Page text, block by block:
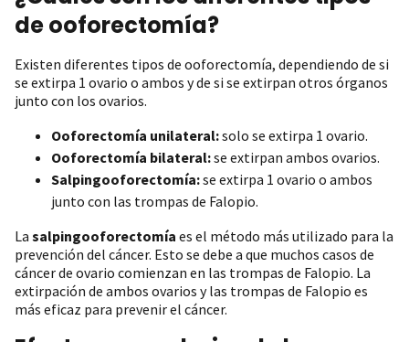
de ooforectomía?
Existen diferentes tipos de ooforectomía, dependiendo de si
se extirpa 1 ovario o ambos y de si se extirpan otros órganos
junto con los ovarios.
Ooforectomía unilateral:solo se extirpa 1 ovario.
Ooforectomía bilateral:se extirpan ambos ovarios.
Salpingooforectomía:se extirpa 1 ovario o ambos
junto con las trompas de Falopio.
La salpingooforectomía es el método más utilizado para la
prevención del cáncer. Esto se debe a que muchos casos de
cáncer de ovario comienzan en las trompas de Falopio. La
extirpación de ambos ovarios y las trompas de Falopio es
más eficaz para prevenir el cáncer.